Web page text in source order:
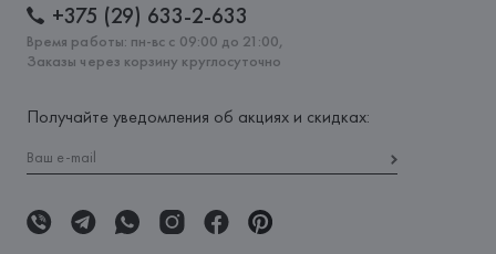
+375 (29) 633-2-633
Время работы: пн-вс с 09:00 до 21:00,
Заказы через корзину круглосуточно
Получайте уведомления об акциях и скидках: